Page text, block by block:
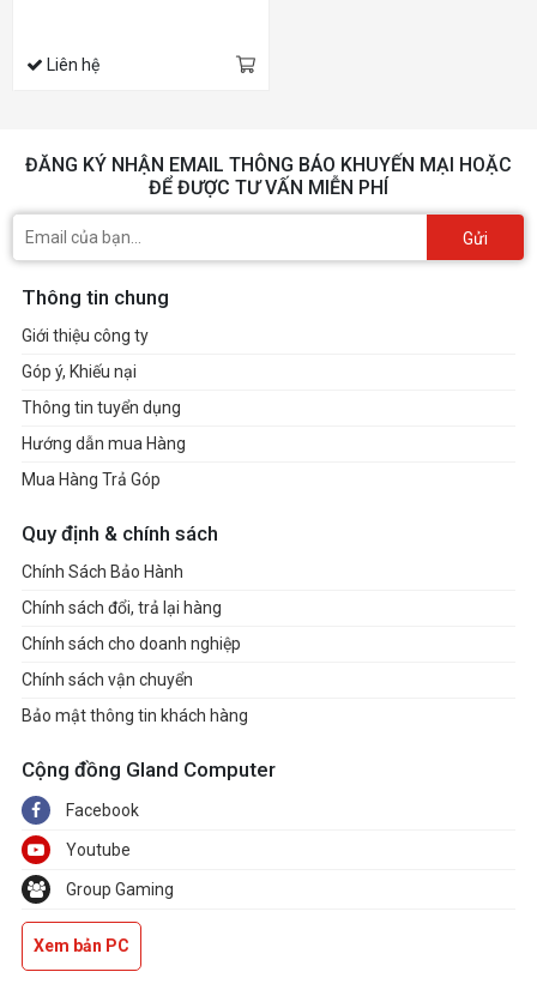
Liên hệ
ĐĂNG KÝ NHẬN EMAIL THÔNG BÁO KHUYẾN MẠI HOẶC
ĐỂ ĐƯỢC TƯ VẤN MIỄN PHÍ
Gửi
Thông tin chung
Giới thiệu công ty
Góp ý, Khiếu nại
Thông tin tuyển dụng
Hướng dẫn mua Hàng
Mua Hàng Trả Góp
Quy định & chính sách
Chính Sách Bảo Hành
Chính sách đổi, trả lại hàng
Chính sách cho doanh nghiệp
Chính sách vận chuyển
Bảo mật thông tin khách hàng
Cộng đồng Gland Computer
Facebook
Youtube
Group Gaming
Xem bản PC